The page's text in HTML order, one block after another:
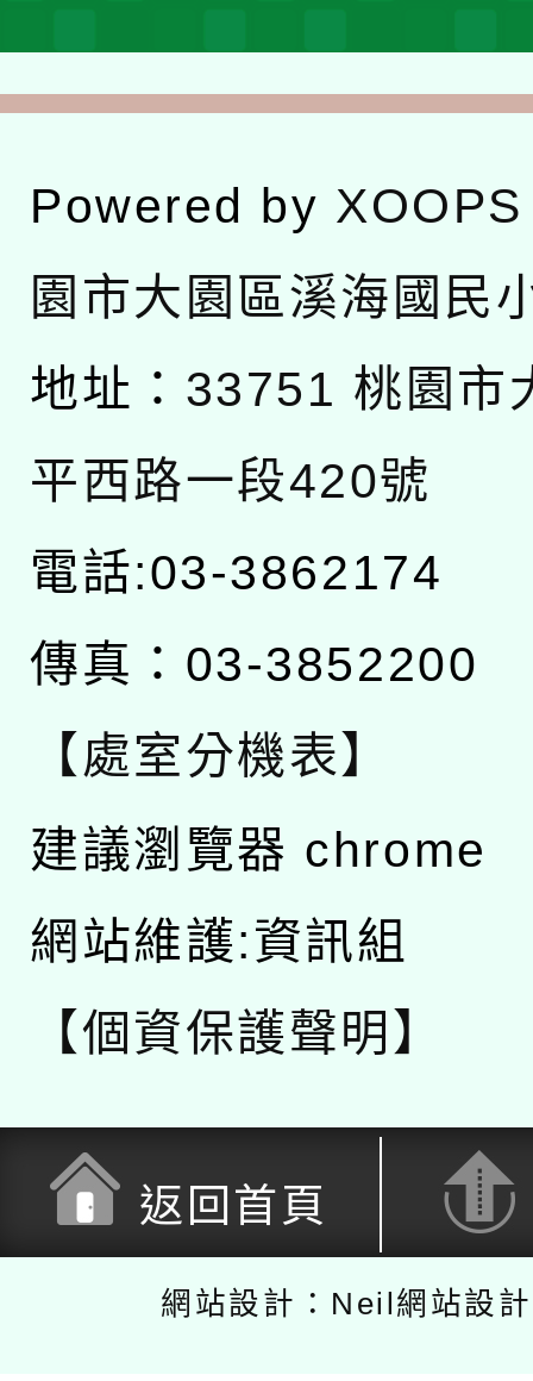
Powered by XOOPS
園市大園區溪海國民
地址： 33751 桃園市
平西路一段420號
電話:03-3862174
傳真：03-3852200
【處室分機表】
建議瀏覽器 chrome
網站維護:資訊組
【個資保護聲明】
返回首頁
網站設計：Neil網站設